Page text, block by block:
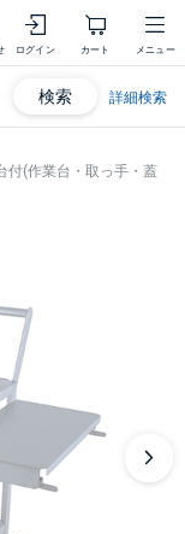
ログイン カート メニュー
検索 詳細検索
付(作業台・取っ手・蓋